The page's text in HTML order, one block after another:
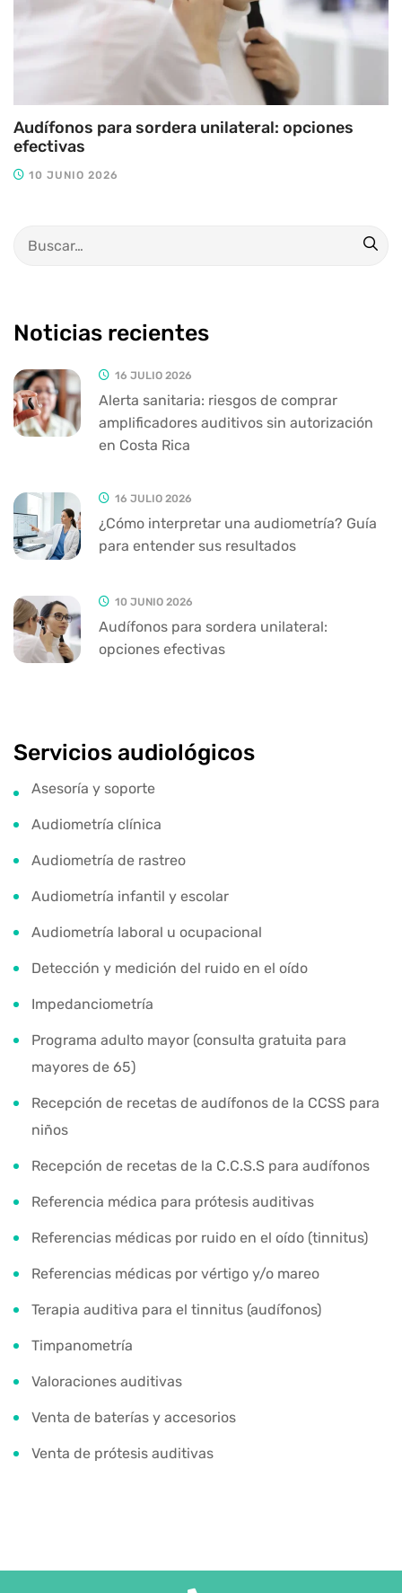
Audífonos para sordera unilateral: opciones
efectivas
10 JUNIO 2026
Noticias recientes
16 JULIO 2026
Alerta sanitaria: riesgos de comprar
amplificadores auditivos sin autorización
en Costa Rica
16 JULIO 2026
¿Cómo interpretar una audiometría? Guía
para entender sus resultados
10 JUNIO 2026
Audífonos para sordera unilateral:
opciones efectivas
Servicios audiológicos
Asesoría y soporte
Audiometría clínica
Audiometría de rastreo
Audiometría infantil y escolar
Audiometría laboral u ocupacional
Detección y medición del ruido en el oído
Impedanciometría
Programa adulto mayor (consulta gratuita para
mayores de 65)
Recepción de recetas de audífonos de la CCSS para
niños
Recepción de recetas de la C.C.S.S para audífonos
Referencia médica para prótesis auditivas
Referencias médicas por ruido en el oído (tinnitus)
Referencias médicas por vértigo y/o mareo
Terapia auditiva para el tinnitus (audífonos)
Timpanometría
Valoraciones auditivas
Venta de baterías y accesorios
Venta de prótesis auditivas